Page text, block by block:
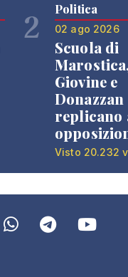
2 Politica
02 ago 2026
Scuola di
Giovine e
Donazzan
replicano
Visto 20.232